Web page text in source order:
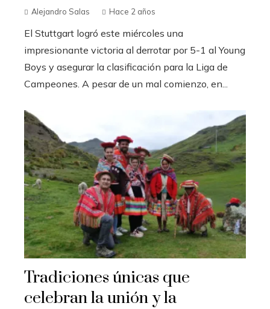
Alejandro Salas Hace 2 años
El Stuttgart logró este miércoles una
impresionante victoria al derrotar por 5-1 al Young
Boys y asegurar la clasificación para la Liga de
Campeones. A pesar de un mal comienzo, en...
Tradiciones únicas que
celebran la unión y la